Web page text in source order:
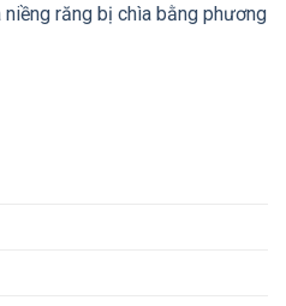
răng bị chìa bằng phương